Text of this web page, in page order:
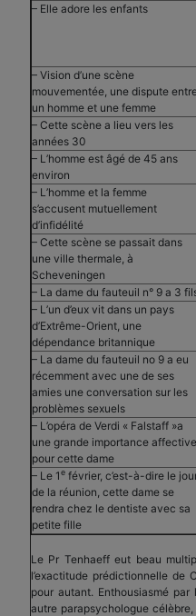
– Elle adore les enfants
– Vision d’une scène
mouvementée, une dispute
un homme et une femme
– Cette scène a lieu vers les
années 30
– L’homme est âgé de 45 ans
environ
– L’homme et la femme
s’accusent mutuellement
d’infidélité
– Cette scène se passait dans
une ville thermale, à
Scheveningen
– La dame du fauteuil n° 9 a 3
– L’un d’eux vit dans un pays
d’Extrême-Orient, une
dépendance britannique
– La dame du fauteuil no 9 a eu
récemment avec une de ses
amies une conversation sur les
problèmes sexuels
– L’opéra de Verdi « Falstaff »a
une grande importance affective
pour cette dame
– Le 1e février, c’est-à-dire le
de la réunion, cette dame se
rendra chez le dentiste avec sa
petite fille
Le Pr Tenhaeff eut beau
l’exactitude prédictionnelle de
pour autant. Enthousiasmé
autre parapsychologue